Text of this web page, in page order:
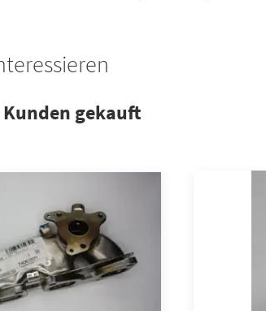
gekauft